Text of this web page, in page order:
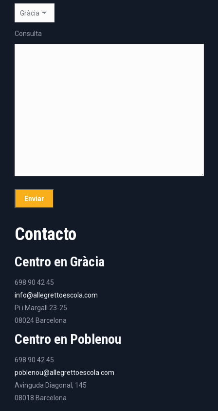
Consulta
Contacto
Centro en Gràcia
698 90 42 45
info@allegrettoescola.com
Pi i Margall 23-25
08024 Barcelona
Centro en Poblenou
698 90 42 45
poblenou@allegrettoescola.com
Avinguda Diagonal, 145
08018 Barcelona